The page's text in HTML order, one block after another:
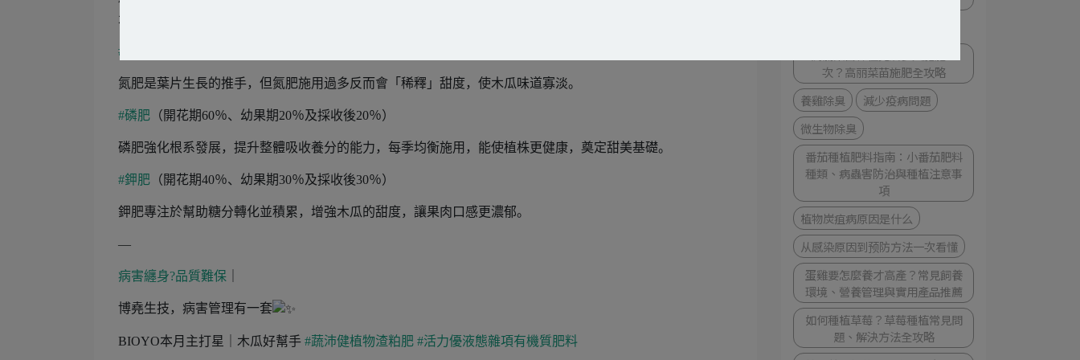
水份管理也很重要。
#氮肥
氮肥是葉片生長的推手，但氮肥施用過多反而會「稀釋」甜度，使木瓜味道寡淡。
#磷肥 （開花期60％、幼果期20％及採收後20％）
磷肥強化根系發展，提升整體吸收養分的能力，每季均衡施用，能使植株更健康，奠定甜美基礎。
#鉀肥 （開花期40％、幼果期30％及採收後30％）
鉀肥專注於幫助糖分轉化並積累，增強木瓜的甜度，讓果肉口感更濃郁。
—
病害纏身?品質難保
博堯生技，病害管理有一套
BIOYO本月主打星｜木瓜好幫手 #蔬沛健植物渣粕肥 #活力優液態雜項有機質肥料
次？高丽菜苗施肥全攻略
養雞除臭
減少疫病問題
微生物除臭
番茄種植肥料指南：小番茄肥料
種類、病蟲害防治與種植注意事
項
植物炭疽病原因是什么
从感染原因到预防方法一次看懂
蛋雞要怎麼養才高產？常見飼養
環境、營養管理與實用產品推薦
如何種植草莓？草莓種植常見問
題、解決方法全攻略